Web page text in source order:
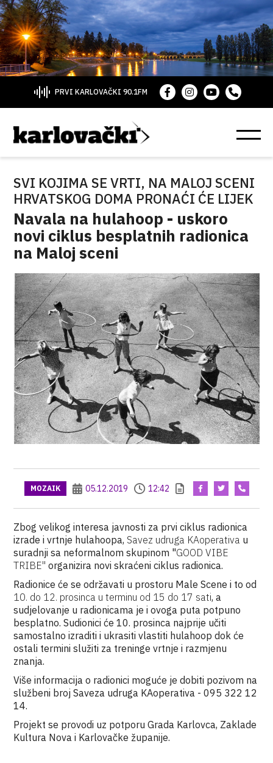
PRVI KARLOVAČKI 90.1FM
SVI KOJIMA SE VRTI, NA MALOJ SCENI
HRVATSKOG DOMA PRONAĆI ĆE LIJEK
Navala na hulahoop - uskoro
novi ciklus besplatnih radionica
na Maloj sceni
MOZAIK 05.12.2019 12:42
Zbog velikog interesa javnosti za prvi ciklus radionica
izrade i vrtnje hulahoopa, Savez udruga KAoperativa u
suradnji sa neformalnom skupinom "GOOD VIBE
TRIBE" organizira novi skraćeni ciklus radionica.
Radionice će se održavati u prostoru Male Scene i to od
10. do 12. prosinca u terminu od 15 do 17 sati, a
sudjelovanje u radionicama je i ovoga puta potpuno
besplatno.Sudionici će 10. prosinca najprije učiti
samostalno izraditi i ukrasiti vlastiti hulahoop dok će
ostali termini služiti za treninge vrtnje i razmjenu
znanja.
Više informacija o radionici moguće je dobiti pozivom na
službeni broj Saveza udruga KAoperativa - 095 322 12
14.
Projekt se provodi uz potporu Grada Karlovca, Zaklade
Kultura Nova i Karlovačke županije.